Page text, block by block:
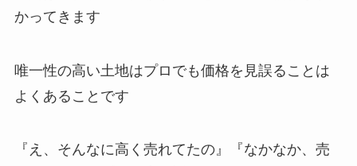
かってきます
唯一性の高い土地はプロでも価格を見誤ることは
よくあることです
『え、そんなに高く売れてたの』『なかなか、売